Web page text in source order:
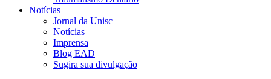
Notícias
Jornal da Unisc
Notícias
Imprensa
Blog EAD
Sugira sua divulgação